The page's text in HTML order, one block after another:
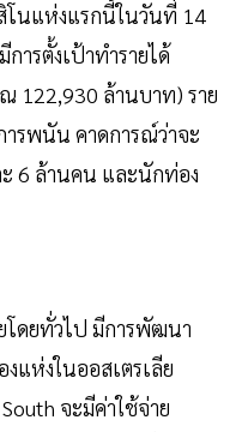
นแห่งแรกนี้ในวันที่ 14
ารตั้งเป้าทำรายได้
122,930 ล้านบาท) ราย
รพนัน คาดการณ์ว่าจะ
6 ล้านคน และนักท่อง
โดยทั่วไป มีการพัฒนา
แห่งในออสเตรเลีย
จะมีค่าใช้จ่าย